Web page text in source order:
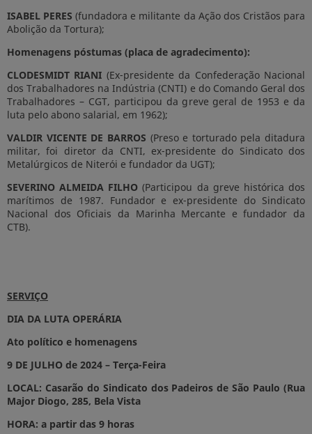
ISABEL PERES(fundadora e militante da Ação dos Cristãos para
Abolição da Tortura);
Homenagens póstumas (placa de agradecimento):
CLODESMIDT RIANI (Ex-presidente da Confederação Nacional
dos Trabalhadores na Indústria (CNTI) e do Comando Geral dos
Trabalhadores – CGT, participou da greve geral de 1953 e da
luta pelo abono salarial, em 1962);
VALDIR VICENTE DE BARROS (Preso e torturado pela ditadura
militar, foi diretor da CNTI, ex-presidente do Sindicato dos
Metalúrgicos de Niterói e fundador da UGT);
SEVERINO ALMEIDA FILHO(Participou da greve histórica dos
marítimos de 1987. Fundador e ex-presidente do Sindicato
Nacional dos Oficiais da Marinha Mercante e fundador da
CTB).
SERVIÇO
DIA DA LUTA OPERÁRIA
Ato político e homenagens
9 DE JULHO de 2024 – Terça-Feira
LOCAL: Casarão do Sindicato dos Padeiros de São Paulo (Rua
Major Diogo, 285, Bela Vista
HORA: a partir das 9 horas